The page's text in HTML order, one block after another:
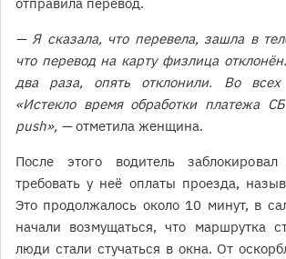
— Я сказала, что перевела, зашла в
что перевод на карту физлица
два раза, опять отклонили. Во всех
«Истекло время обработки платежа
push», —отметила женщина.
После этого водитель
требовать у неё оплаты проезда,
Это продолжалось около 10 минут, в
начали возмущаться, что маршрутка
люди стали стучаться в окна. От